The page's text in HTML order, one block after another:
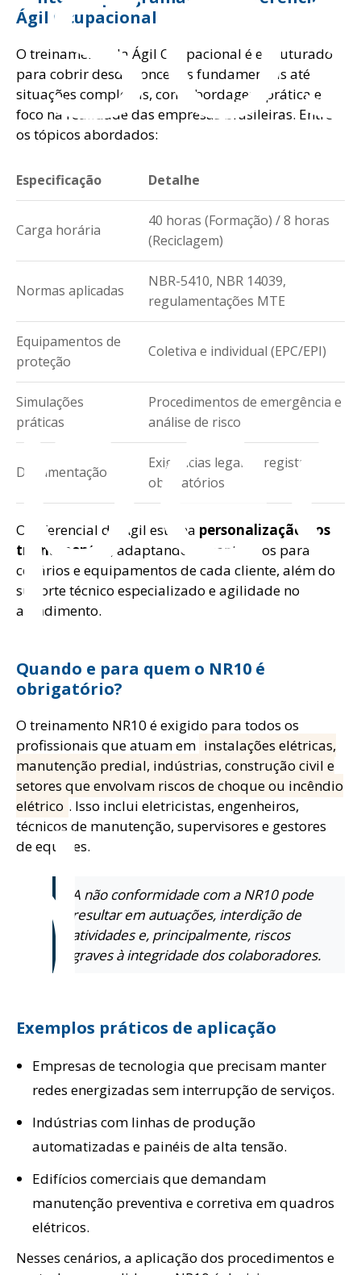
Ágil Ocupacional
O treinamento da Ágil Ocupacional é estruturado
para cobrir desde conceitos fundamentais até
situações complexas, com abordagem prática e
foco na realidade das empresas brasileiras. Entre
os tópicos abordados:
Especificação Detalhe
Carga horária
40 horas (Formação) / 8 horas
(Reciclagem)
Normas aplicadas
NBR-5410, NBR 14039,
regulamentações MTE
Equipamentos de
proteção
Coletiva e individual (EPC/EPI)
Simulações
práticas
Procedimentos de emergência e
análise de risco
Documentação
Exigências legais e registros
obrigatórios
O diferencial da Ágil está na personalização dos
treinamentos
, adaptando os conteúdos para os
cenários e equipamentos de cada cliente, além do
suporte técnico especializado e agilidade no
atendimento.
Quando e para quem o NR10 é
obrigatório?
O treinamento NR10 é exigido para todos os
profissionais que atuam em instalações elétricas,
manutenção predial, indústrias, construção civil e
setores que envolvam riscos de choque ou incêndio
elétrico . Isso inclui eletricistas, engenheiros,
técnicos de manutenção, supervisores e gestores
de equipes.
A não conformidade com a NR10 pode
resultar em autuações, interdição de
atividades e, principalmente, riscos
graves à integridade dos colaboradores.
Exemplos práticos de aplicação
Empresas de tecnologia que precisam manter
redes energizadas sem interrupção de serviços.
Indústrias com linhas de produção
automatizadas e painéis de alta tensão.
Edifícios comerciais que demandam
manutenção preventiva e corretiva em quadros
elétricos.
Nesses cenários, a aplicação dos procedimentos e